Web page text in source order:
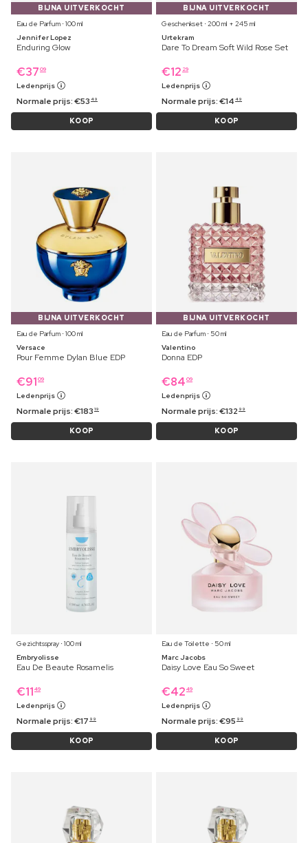
BIJNA UITVERKOCHT
Eau de Parfum ⋅ 100 ml
Jennifer Lopez
Enduring Glow
€37 09
Ledenprijs
Normale prijs:€53 49
KOOP
BIJNA UITVERKOCHT
Geschenkset ⋅ 200 ml + 245 ml
Urtekram
Dare To Dream Soft Wild Rose Set
€12 29
Ledenprijs
Normale prijs:€14 49
KOOP
BIJNA UITVERKOCHT
Eau de Parfum ⋅ 100 ml
Versace
Pour Femme Dylan Blue EDP
€91 09
Ledenprijs
Normale prijs:€183 19
KOOP
BIJNA UITVERKOCHT
Eau de Parfum ⋅ 50 ml
Valentino
Donna EDP
€84 09
Ledenprijs
Normale prijs:€132 99
KOOP
Gezichtsspray ⋅ 100 ml
Embryolisse
Eau De Beaute Rosamelis
€11 49
Ledenprijs
Normale prijs:€17 99
KOOP
Eau de Toilette ⋅ 50 ml
Marc Jacobs
Daisy Love Eau So Sweet
€42 49
Ledenprijs
Normale prijs:€95 99
KOOP